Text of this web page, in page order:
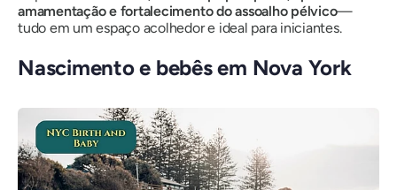
amamentação e fortalecimento do assoalho pélvico—
tudo em um espaço acolhedor e ideal para iniciantes.
Nascimento e bebês em Nova York